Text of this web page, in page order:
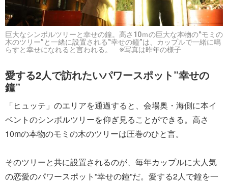
巨大なシンボルツリーと幸せの鐘。高さ10ｍの巨大な本物の‟モミの
木のツリー”と一緒に設置される‟幸せの鐘”は、カップルで一緒に鳴
らすと幸せになれると言われる。 ※写真は昨年の様子
愛する2人で訪れたいパワースポット”幸せの
鐘”
「ヒュッテ」のエリアを通過すると、会場奥・海側に本イ
ベントのシンボルツリーを仰ぎ見ることができる。高さ
10mの本物のモミの木のツリーは圧巻のひと言。
そのツリーと共に設置されるのが、毎年カップルに大人気
の恋愛のパワースポット”幸せの鐘”だ。愛する2人で鐘を一